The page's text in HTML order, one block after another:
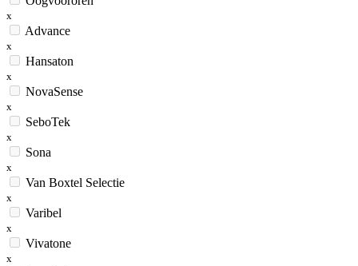
x
Advance
x
Hansaton
x
NovaSense
x
SeboTek
x
Sona
x
Van Boxtel Selectie
x
Varibel
x
Vivatone
x